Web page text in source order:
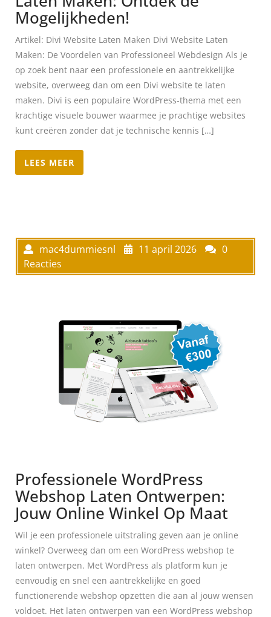
Mogelijkheden!
Artikel: Divi Website Laten Maken Divi Website Laten
Maken: De Voordelen van Professioneel Webdesign Als je
op zoek bent naar een professionele en aantrekkelijke
website, overweeg dan om een Divi website te laten
maken. Divi is een populaire WordPress-thema met een
krachtige visuele bouwer waarmee je prachtige websites
kunt creëren zonder dat je technische kennis […]
LEES MEER
mac4dummiesnl 11 april 2026
0
Reacties
Professionele WordPress
Webshop Laten Ontwerpen:
Jouw Online Winkel Op Maat
Wil je een professionele uitstraling geven aan je online
winkel? Overweeg dan om een WordPress webshop te
laten ontwerpen. Met WordPress als platform kun je
eenvoudig en snel een aantrekkelijke en goed
functionerende webshop opzetten die aan al jouw wensen
voldoet. Het laten ontwerpen van een WordPress webshop